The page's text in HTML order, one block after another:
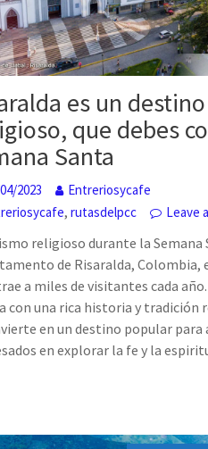
es un destino
que debes
Santa
2023
Entreriosycafe
,rutasdelpcc Leave
religioso durante la Semana
de Risaralda, Colombia,
a miles de visitantes cada
con una rica historia y tradición
en un destino popular para
en explorar la fe y la